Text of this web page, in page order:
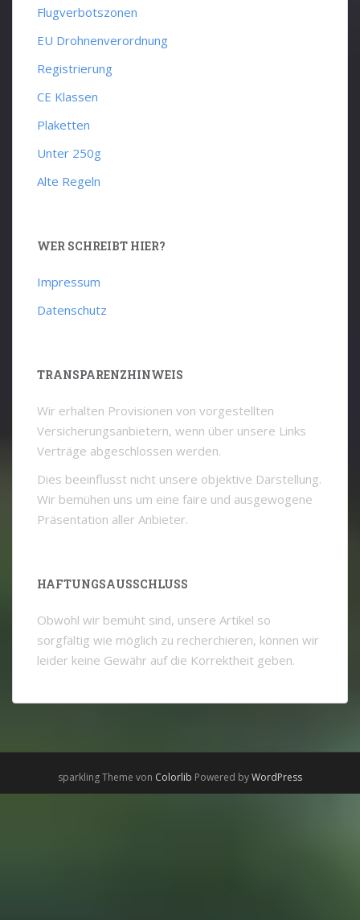
Flugverbotszonen
EU Drohnenverordnung
Registrierung
CE Klassen
Plaketten
Unter 250g
Alte Regeln
WER SCHREIBT HIER?
Impressum
Datenschutz
TRANSPARENZHINWEIS
Wir erhalten Provisionen von vorgestellten
Versicherungsanbietern, wenn über unsere Links
Verträge abgeschlossen werden.
Dies beeinflusst nicht unsere objektive Darstellung.
Wir bemühen uns um eine faire und ausgewogene
Präsentation aller Anbieter.
HAFTUNGSAUSSCHLUSS
Obwohl wir bemüht sind, unsere Artikel so
sorgfältig wie möglich zu recherchieren, können wir
leider keine Gewähr auf die Korrektheit geben.
sparkling Theme von Colorlib Powered byWordPress